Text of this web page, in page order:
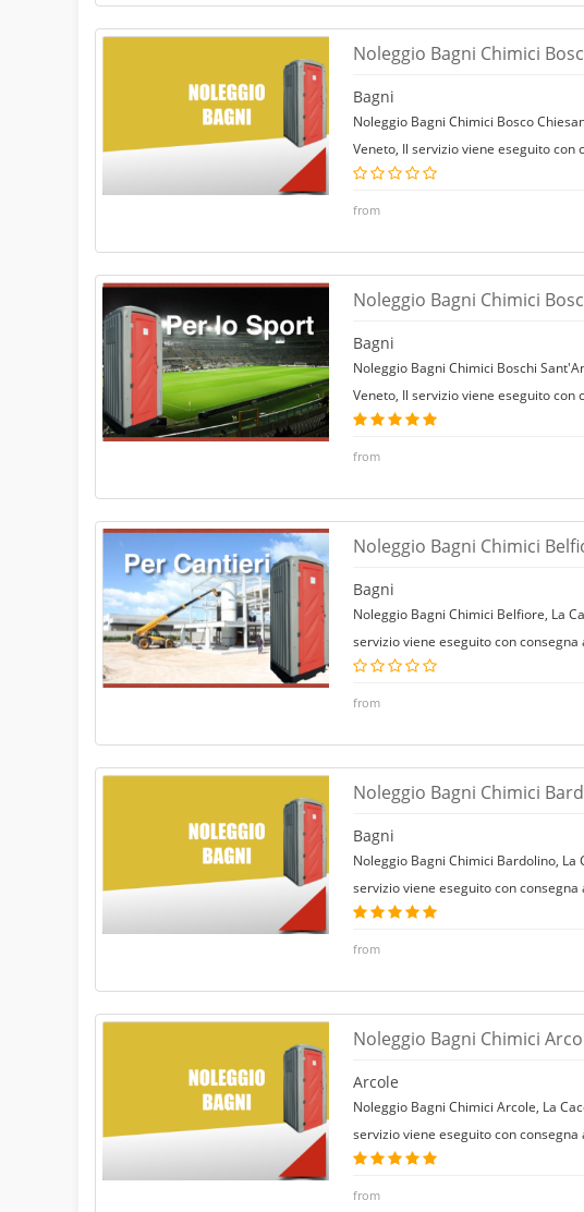
Noleggio Bagni Chimici
Bagni
Noleggio Bagni Chimici Bosco
Veneto, Il servizio viene eseguito
from
Noleggio Bagni Chimici
Bagni
Noleggio Bagni Chimici Boschi
Veneto, Il servizio viene eseguito
from
Noleggio Bagni Chimici
Bagni
Noleggio Bagni Chimici Belfiore, La
servizio viene eseguito con
from
Noleggio Bagni Chimici
Bagni
Noleggio Bagni Chimici Bardolino,
servizio viene eseguito con
from
Noleggio Bagni Chimici
Arcole
Noleggio Bagni Chimici Arcole, La
servizio viene eseguito con
from